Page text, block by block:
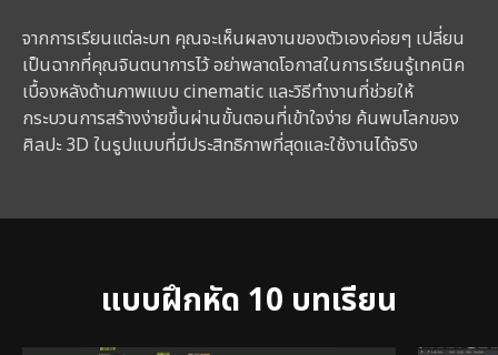
จากการเรียนแต่ละบท คุณจะเห็นผลงานของตัวเองค่อยๆ เปลี่ยน
เป็นฉากที่คุณจินตนาการไว้ อย่าพลาดโอกาสในการเรียนรู้เทคนิค
เบื้องหลังด้านภาพแบบ cinematic และวิธีทำงานที่ช่วยให้
กระบวนการสร้างง่ายขึ้นผ่านขั้นตอนที่เข้าใจง่าย ค้นพบโลกของ
ศิลปะ 3D ในรูปแบบที่มีประสิทธิภาพที่สุดและใช้งานได้จริง
แบบฝึกหัด 10 บทเรียน